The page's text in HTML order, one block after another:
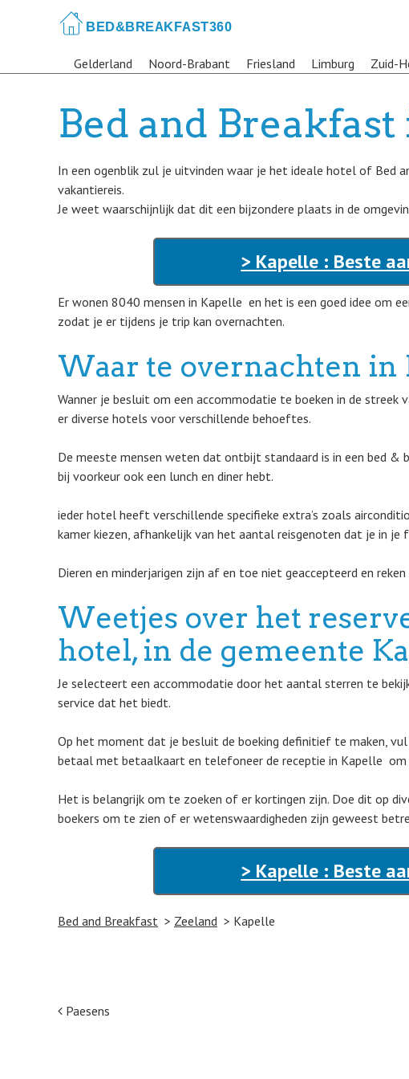
Gelderland Noord-Brabant Friesland Limburg Zuid-
Bed and
In een ogenblik zul je uitvinden waar je het ideale hotel of Bed
vakantiereis.
Je weet waarschijnlijk dat dit een bijzondere plaats in de
> Kapelle : Beste
Er wonen 8040 mensen in Kapelle en het is een goed idee om
zodat je er tijdens je trip kan overnachten.
Waar te overnachten in
Wanner je besluit om een accommodatie te boeken in de streek
er diverse hotels voor verschillende behoeftes.
De meeste mensen weten dat ontbijt standaard is in een bed &
bij voorkeur ook een lunch en diner hebt.
ieder hotel heeft verschillende specifieke extra’s zoals
kamer kiezen, afhankelijk van het aantal reisgenoten dat je in je
Dieren en minderjarigen zijn af en toe niet geaccepteerd en
Weetjes over het
hotel, in de gemeente
Je selecteert een accommodatie door het aantal sterren te
service dat het biedt.
Op het moment dat je besluit de boeking definitief te maken,
betaal met betaalkaart en telefoneer de receptie in Kapelle
Het is belangrijk om te zoeken of er kortingen zijn. Doe dit op
boekers om te zien of er wetenswaardigheden zijn geweest
> Kapelle : Beste
Bed and Breakfast Zeeland Kapelle
Post navigation
Paesens